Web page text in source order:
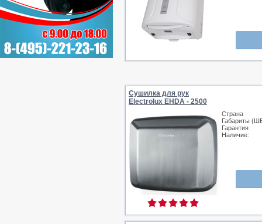
Сушилка для рук
Electrolux EHDA - 2500
Страна
Габариты
Гарантия
Наличие: